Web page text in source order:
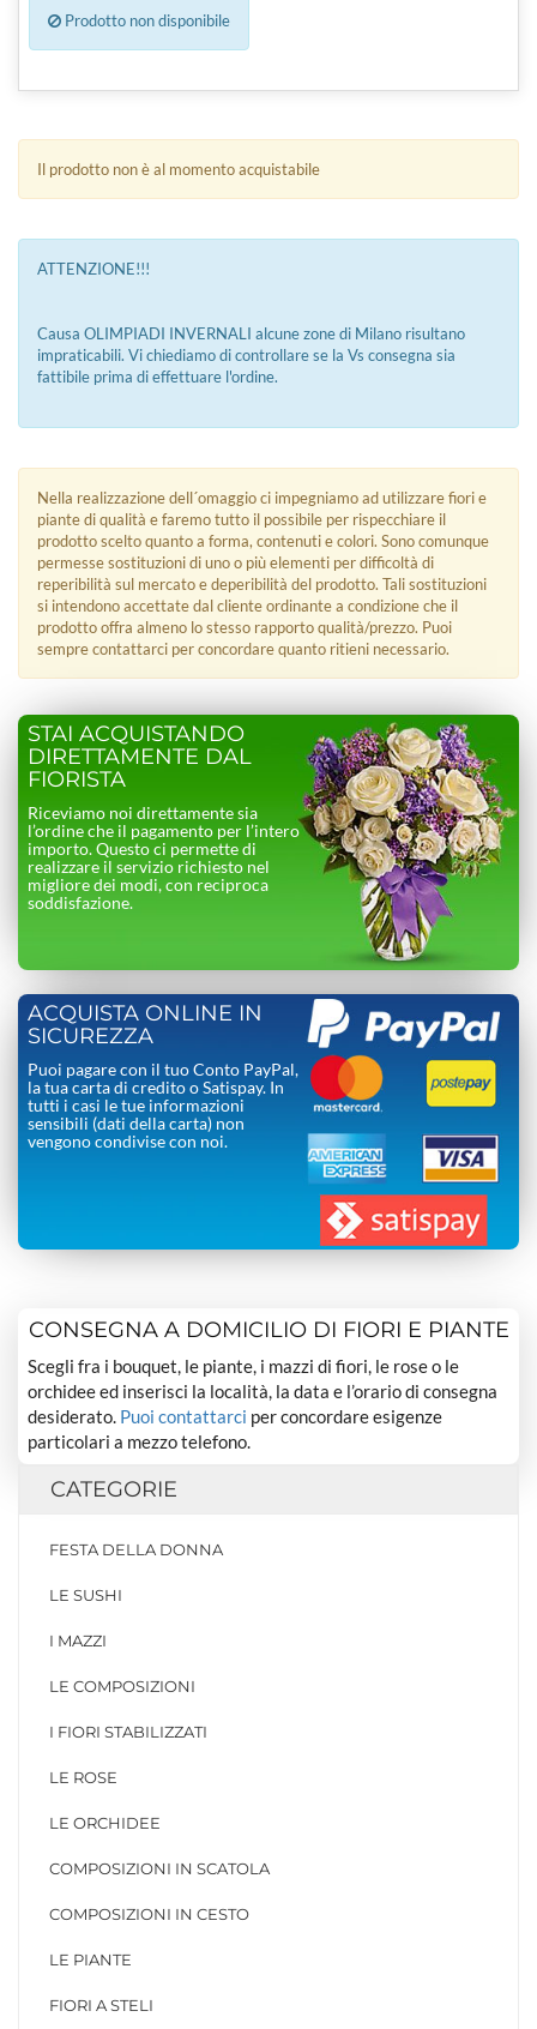
Prodotto non disponibile
Il prodotto non è al momento acquistabile
ATTENZIONE!!!
Causa OLIMPIADI INVERNALI alcune zone di Milano risultano
impraticabili. Vi chiediamo di controllare se la Vs consegna sia
fattibile prima di effettuare l'ordine.
Nella realizzazione dell´omaggio ci impegniamo ad utilizzare fiori e
piante di qualità e faremo tutto il possibile per rispecchiare il
prodotto scelto quanto a forma, contenuti e colori. Sono comunque
permesse sostituzioni di uno o più elementi per difficoltà di
reperibilità sul mercato e deperibilità del prodotto. Tali sostituzioni
si intendono accettate dal cliente ordinante a condizione che il
prodotto offra almeno lo stesso rapporto qualità/prezzo. Puoi
sempre contattarci per concordare quanto ritieni necessario.
STAI ACQUISTANDO
DIRETTAMENTE DAL
FIORISTA
Riceviamo noi direttamente sia
l’ordine che il pagamento per l’intero
importo. Questo ci permette di
realizzare il servizio richiesto nel
migliore dei modi, con reciproca
soddisfazione.
ACQUISTA ONLINE IN
SICUREZZA
Puoi pagare con il tuo Conto PayPal,
la tua carta di credito o Satispay. In
tutti i casi le tue informazioni
sensibili (dati della carta) non
vengono condivise con noi.
CONSEGNA A DOMICILIO DI FIORI E PIANTE
Scegli fra i bouquet, le piante, i mazzi di fiori, le rose o le
orchidee ed inserisci la località, la data e l’orario di consegna
desiderato. Puoi contattarci per concordare esigenze
particolari a mezzo telefono.
CATEGORIE
FESTA DELLA DONNA
LE SUSHI
I MAZZI
LE COMPOSIZIONI
I FIORI STABILIZZATI
LE ROSE
LE ORCHIDEE
COMPOSIZIONI IN SCATOLA
COMPOSIZIONI IN CESTO
LE PIANTE
FIORI A STELI